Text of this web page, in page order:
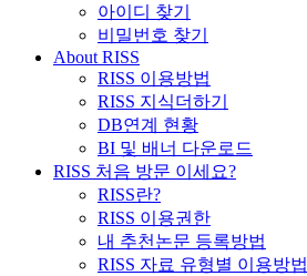
아이디 찾기
비밀번호 찾기
About RISS
RISS 이용방법
RISS 지식더하기
DB연계 현황
BI 및 배너 다운로드
RISS 처음 방문 이세요?
RISS란?
RISS 이용권한
내 추천논문 등록방법
RISS 자료 유형별 이용방법